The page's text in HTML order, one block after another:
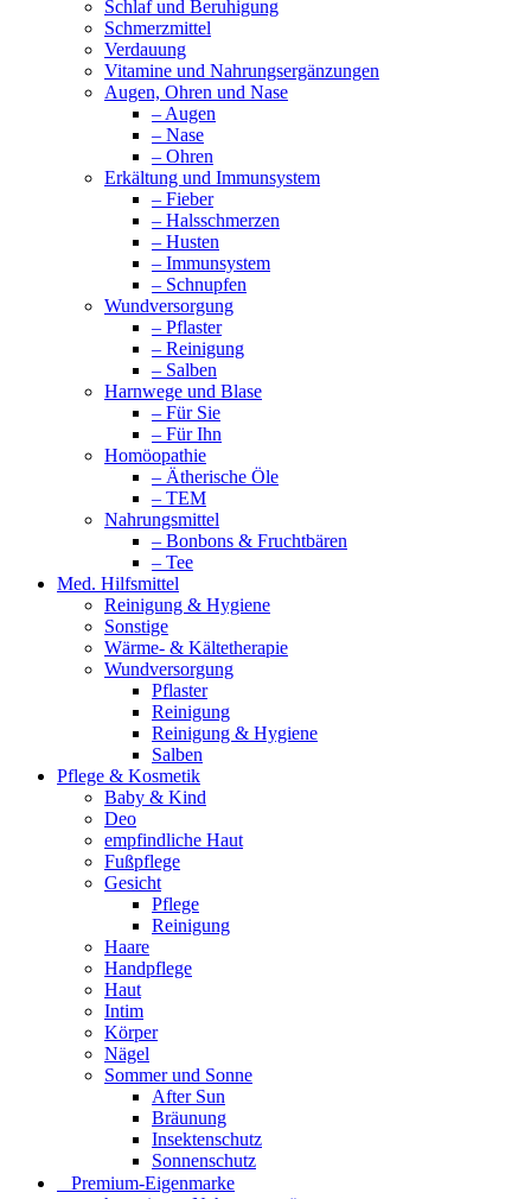
Schlaf und Beruhigung
Schmerzmittel
Verdauung
Vitamine und Nahrungsergänzungen
Augen, Ohren und Nase
– Augen
– Nase
– Ohren
Erkältung und Immunsystem
– Fieber
– Halsschmerzen
– Husten
– Immunsystem
– Schnupfen
Wundversorgung
– Pflaster
– Reinigung
– Salben
Harnwege und Blase
– Für Sie
– Für Ihn
Homöopathie
– Ätherische Öle
– TEM
Nahrungsmittel
– Bonbons & Fruchtbären
– Tee
Med. Hilfsmittel
Reinigung & Hygiene
Sonstige
Wärme- & Kältetherapie
Wundversorgung
Pflaster
Reinigung
Reinigung & Hygiene
Salben
Pflege & Kosmetik
Baby & Kind
Deo
empfindliche Haut
Fußpflege
Gesicht
Pflege
Reinigung
Haare
Handpflege
Haut
Intim
Körper
Nägel
Sommer und Sonne
After Sun
Bräunung
Insektenschutz
Sonnenschutz
⠀​Premium-Eigenmarke